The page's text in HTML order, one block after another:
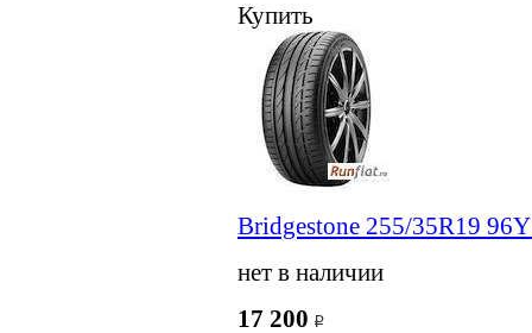
Купить
Bridgestone 255/35R19
нет в наличии
17 200